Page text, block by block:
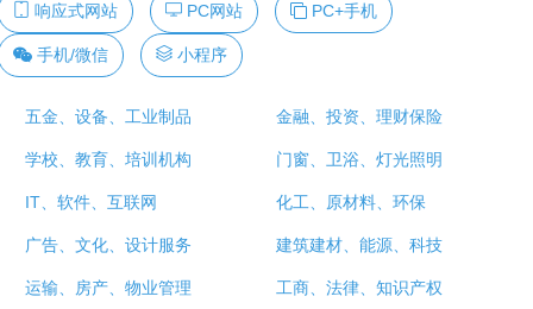
响应式网站 PC网站 PC+手机
手机/微信 小程序
五金、设备、工业制品 金融、投资、理财保险
学校、教育、培训机构 门窗、卫浴、灯光照明
IT、软件、互联网 化工、原材料、环保
广告、文化、设计服务 建筑建材、能源、科技
运输、房产、物业管理 工商、法律、知识产权